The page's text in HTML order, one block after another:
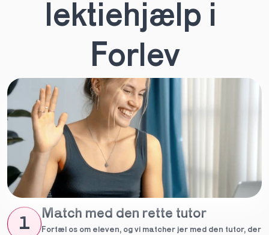
lektiehjælp i
Forlev
1
Match med den rette tutor
Fortæl os om eleven, og vi matcher jer med den tutor, der